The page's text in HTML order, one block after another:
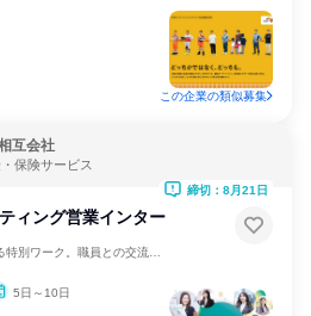
この企業の類似募集
互会社
保険サービス
ィング営業インター
5日～10日
締切：8月21日